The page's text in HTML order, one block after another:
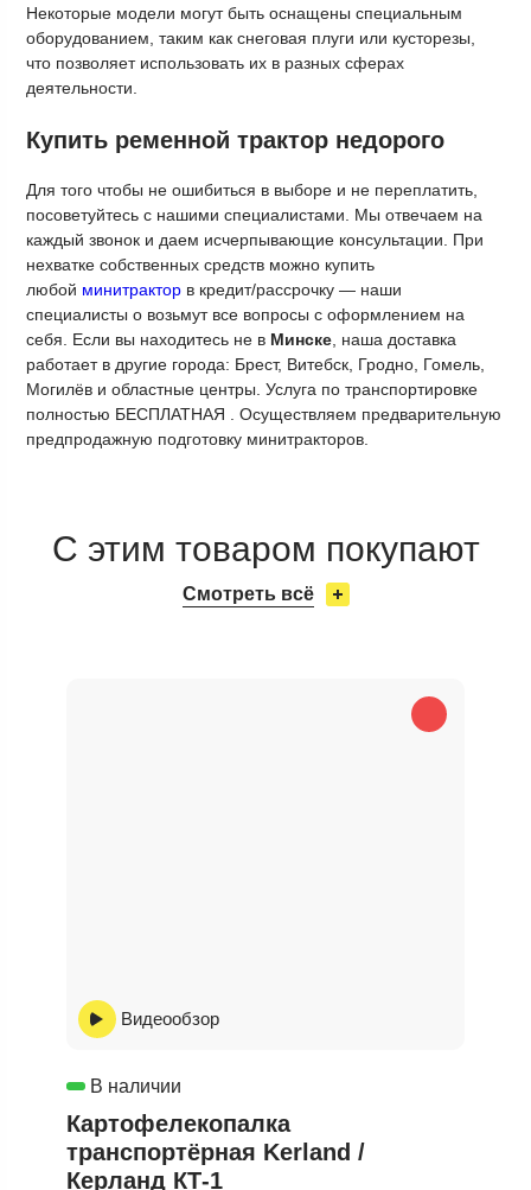
Некоторые модели могут быть оснащены специальным
оборудованием, таким как снеговая плуги или кусторезы,
что позволяет использовать их в разных сферах
деятельности.
Купить ременной трактор недорого
Для того чтобы не ошибиться в выборе и не переплатить,
посоветуйтесь с нашими специалистами. Мы отвечаем на
каждый звонок и даем исчерпывающие консультации. При
нехватке собственных средств можно купить
любой минитрактор в кредит/рассрочку — наши
специалисты о возьмут все вопросы с оформлением на
себя. Если вы находитесь не в Минске, наша доставка
работает в другие города: Брест, Витебск, Гродно, Гомель,
Могилёв и областные центры. Услуга по транспортировке
полностью БЕСПЛАТНАЯ . Осуществляем предварительную
предпродажную подготовку минитракторов.
С этим товаром покупают
Смотреть всё
Видеообзор
В наличии
Картофелекопалка
транспортёрная Kerland /
Керланд КТ-1